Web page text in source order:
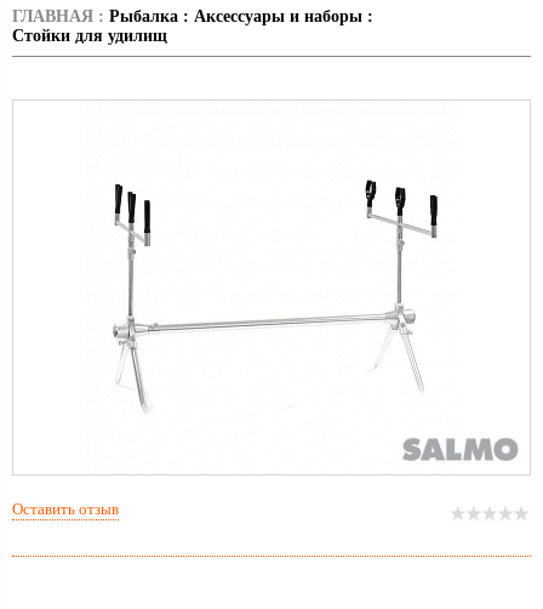
ГЛАВНАЯ : Рыбалка : Аксессуары и наборы :
Стойки для удилищ
Оставить отзыв